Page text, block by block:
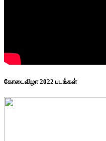
கோடைவிழா 2022 படங்கள்